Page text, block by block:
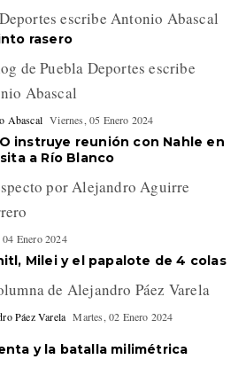
escribe Antonio Abascal
rasero
de Puebla Deportes escribe
Abascal
Abascal Viernes, 05 Enero 2024
instruye reunión con Nahle en
a Río Blanco
por Alejandro Aguirre
04 Enero 2024
Milei y el papalote de 4 colas
de Alejandro Páez Varela
Páez Varela Martes, 02 Enero 2024
y la batalla milimétrica